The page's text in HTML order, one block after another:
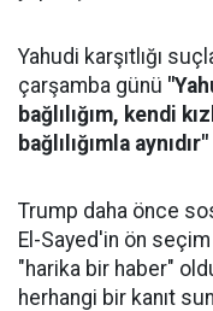
Yahudi karşıtlığı
çarşamba günü
bağlılığım, kendi
bağlılığımla aynıdır"
Trump daha önce
El-Sayed'in ön
"harika bir haber"
herhangi bir kanıt